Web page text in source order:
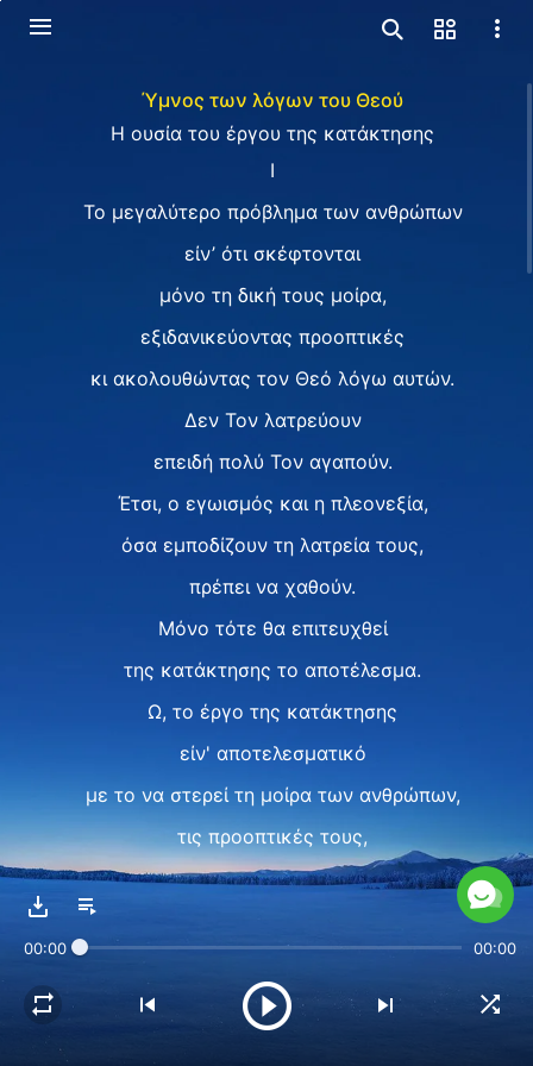
Ύμνος των λόγων του Θεού
Η ουσία του έργου της κατάκτησης
I
Το μεγαλύτερο πρόβλημα των ανθρώπων
είν’ ότι σκέφτονται
μόνο τη δική τους μοίρα,
εξιδανικεύοντας προοπτικές
κι ακολουθώντας τον Θεό λόγω αυτών.
Δεν Τον λατρεύουν
επειδή πολύ Τον αγαπούν.
Έτσι, ο εγωισμός και η πλεονεξία,
όσα εμποδίζουν τη λατρεία τους,
πρέπει να χαθούν.
Μόνο τότε θα επιτευχθεί
της κατάκτησης το αποτέλεσμα.
Ω, το έργο της κατάκτησης
είν' αποτελεσματικό
με το να στερεί τη μοίρα των ανθρώπων,
τις προοπτικές τους,
παιδεύοντας και κρίνοντας
ή δίνοντας χάρη κι ευλογίες,
00:00 00:00